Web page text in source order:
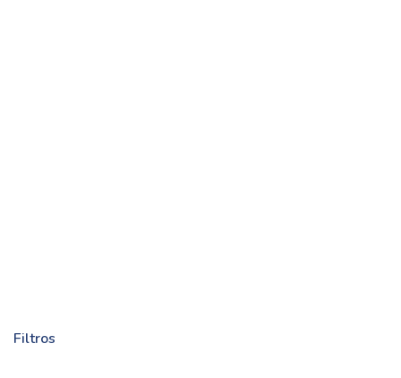
Filtros